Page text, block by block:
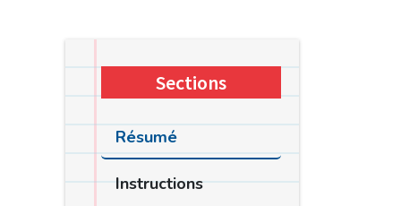
Sections
Résumé
Instructions